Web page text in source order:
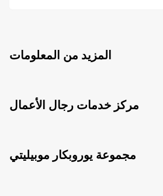
المزيد من المعلومات
مركز خدمات رجال الأعمال
مجموعة يوروبكار موبيليتي